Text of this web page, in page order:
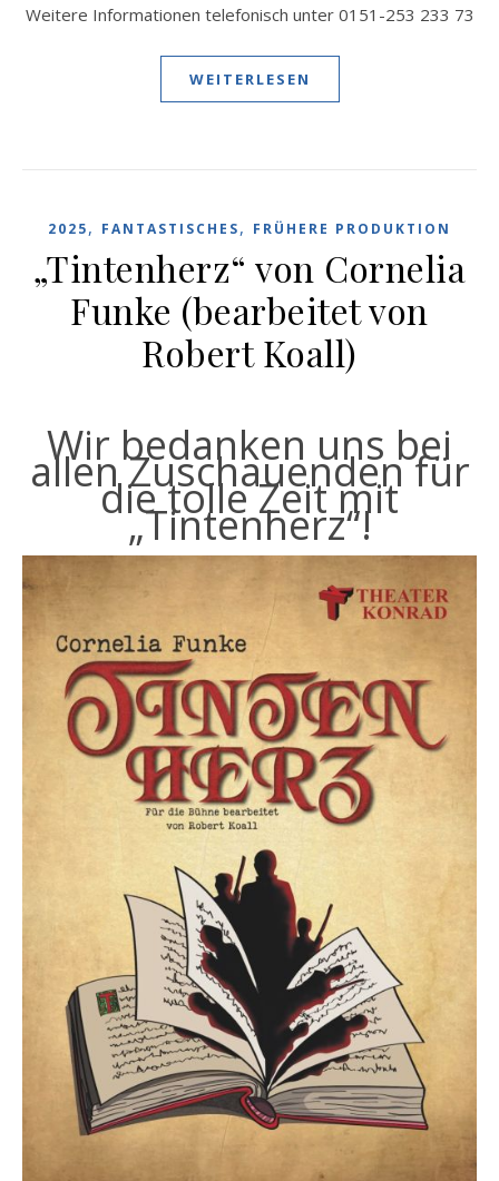
Weitere Informationen telefonisch unter 0151-253 233 73
WEITERLESEN
2025, FANTASTISCHES, FRÜHERE PRODUKTION
„Tintenherz“ von Cornelia
Funke (bearbeitet von
Robert Koall)
Wir bedanken uns bei
allen Zuschauenden für
die tolle Zeit mit
„Tintenherz“!